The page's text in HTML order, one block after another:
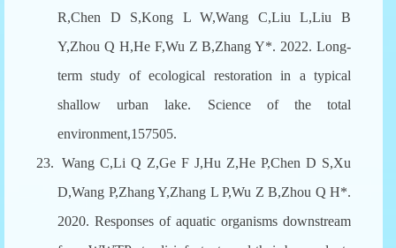
R,Chen D S,Kong L W,Wang C,Liu L,Liu B
Y,Zhou Q H,He F,Wu Z B,Zhang Y*. 2022. Long-
term study of ecological restoration in a typical
shallow urban lake. Science of the total
environment,157505.
23. Wang C,Li Q Z,Ge F J,Hu Z,He P,Chen D S,Xu
D,Wang P,Zhang Y,Zhang L P,Wu Z B,Zhou Q H*.
2020. Responses of aquatic organisms downstream